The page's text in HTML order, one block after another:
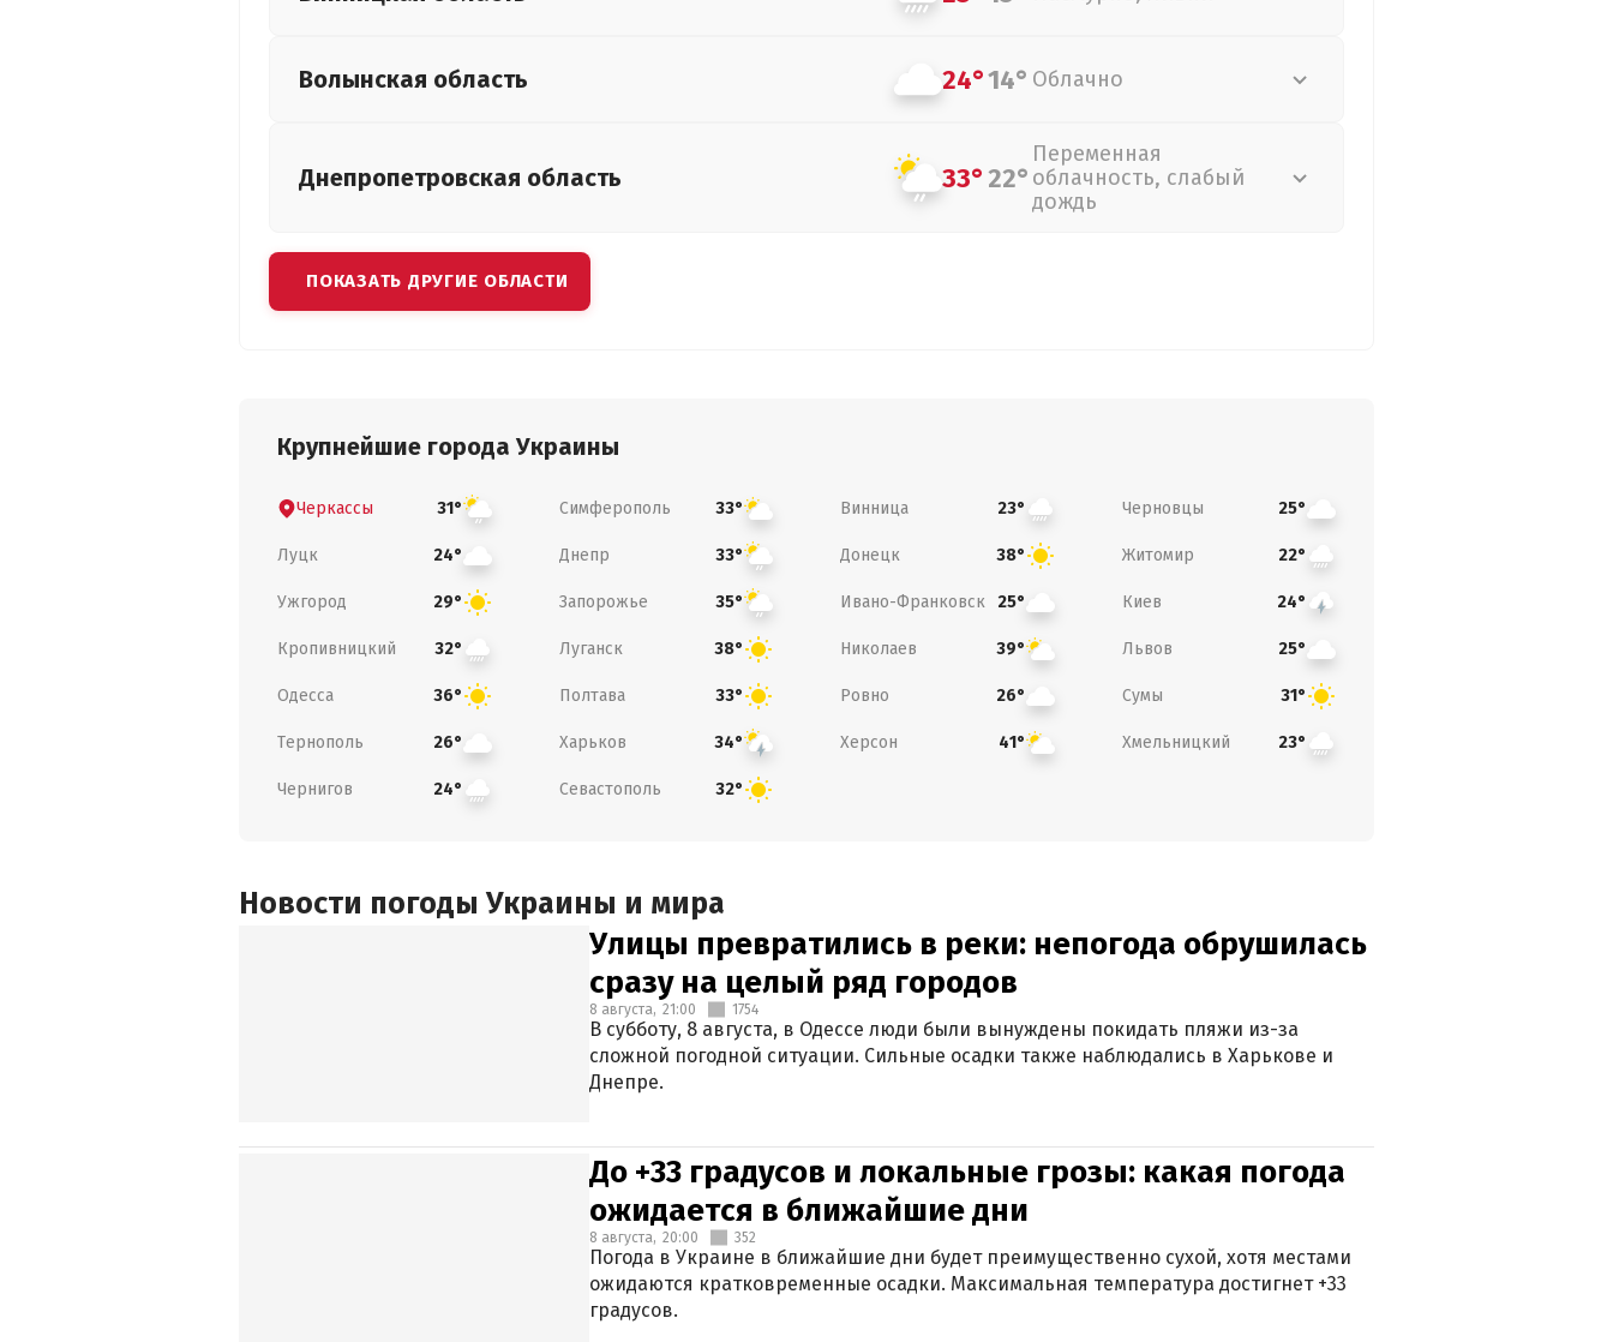
Волынская область 24°14° Облачно
Днепропетровская область 33°22°
Переменная
облачность, слабый
дождь
ПОКАЗАТЬ ДРУГИЕ ОБЛАСТИ
Крупнейшие города Украины
Черкассы 31° Симферополь 33° Винница 23° Черновцы 25°
Луцк 24° Днепр 33° Донецк 38° Житомир 22°
Ужгород 29° Запорожье 35° Ивано-Франковск 25° Киев 24°
Кропивницкий 32° Луганск 38° Николаев 39° Львов 25°
Одесса 36° Полтава 33° Ровно 26° Сумы 31°
Тернополь 26° Харьков 34° Херсон 41° Хмельницкий 23°
Чернигов 24° Севастополь 32°
Новости погоды Украины и мира
Улицы превратились в реки: непогода обрушилась
сразу на целый ряд городов
8 августа, 21:00 1754
В субботу, 8 августа, в Одессе люди были вынуждены покидать пляжи из-за
сложной погодной ситуации. Сильные осадки также наблюдались в Харькове и
Днепре.
До +33 градусов и локальные грозы: какая погода
ожидается в ближайшие дни
8 августа, 20:00 352
Погода в Украине в ближайшие дни будет преимущественно сухой, хотя местами
ожидаются кратковременные осадки. Максимальная температура достигнет +33
градусов.